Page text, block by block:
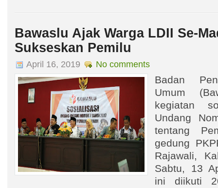
Bawaslu Ajak Warga LDII Se-
Sukseskan Pemilu
April 16, 2019 No comments
Badan
Umum
kegiatan
Undang
tentang
gedung
Rajawali,
Sabtu, 13
ini diikuti